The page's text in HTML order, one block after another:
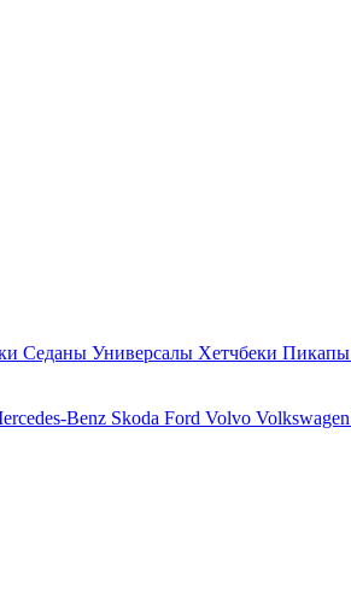
Седаны Универсалы Хетчбеки Пикапы
Benz Skoda Ford Volvo Volkswagen